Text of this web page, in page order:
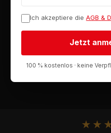
Ich akzeptiere die AGB &
Jetzt
100 % kostenlos · keine
★ ★